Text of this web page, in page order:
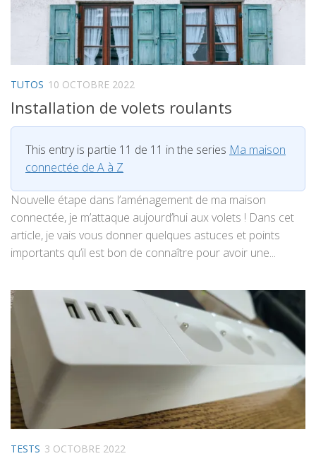
TUTOS 10 OCTOBRE 2022
Installation de volets roulants
This entry is partie 11 de 11 in the series Ma maison
connectée de A à Z
Nouvelle étape dans l’aménagement de ma maison
connectée, je m’attaque aujourd’hui aux volets ! Dans cet
article, je vais vous donner quelques astuces et points
importants qu’il est bon de connaître pour avoir une...
TESTS 3 OCTOBRE 2022